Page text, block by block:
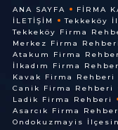
ANA SAYFA FIRMA
İLETIŞIM
Tekkeköy
Tekkeköy Firma
Merkez Firma Rehberi
Atakum Firma
İlkadım Firma
Kavak Firma Rehberi
Canik Firma Rehberi
Ladik Firma Rehberi
Asarcık Firma
Ondokuzmayis